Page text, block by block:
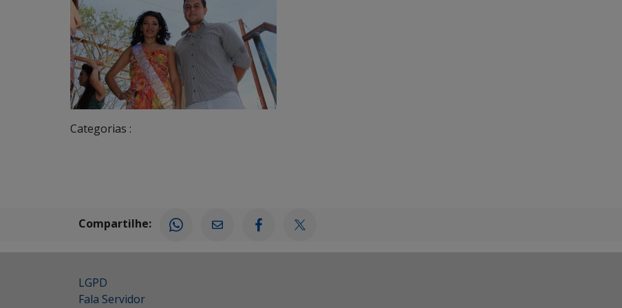
Categorias :
Compartilhe:
LGPD
Fala Servidor